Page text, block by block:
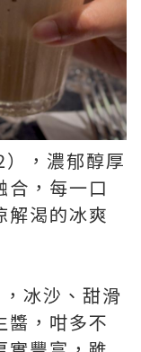
，濃郁醇厚
合，每一口
解渴的冰爽
冰沙、甜滑
醬，咁多不